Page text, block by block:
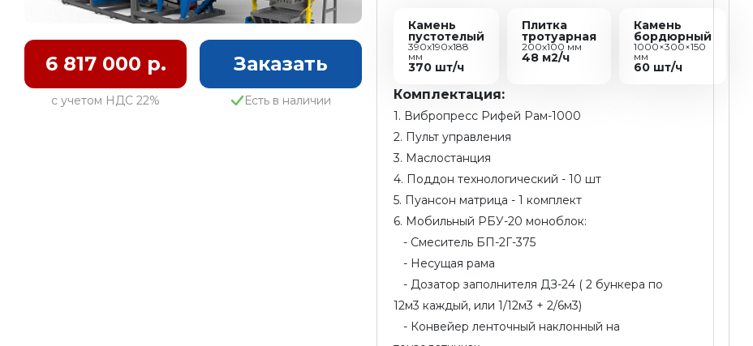
6 817 000 р.
с учетом НДС 22%
Заказать
Есть в наличии
Камень
пустотелый
390х190х188
мм
370 шт/ч
Плитка
тротуарная
200х100 мм
48 м2/ч
Камень
бордюрный
1000×300×150
мм
60 шт/ч
Комплектация:
1. Вибропресс Рифей Рам-1000
2. Пульт управления
3. Маслостанция
4. Поддон технологический - 10 шт
5. Пуансон матрица - 1 комплект
6. Мобильный РБУ-20 моноблок:
- Смеситель БП-2Г-375
- Несущая рама
- Дозатор заполнителя ДЗ-24 ( 2 бункера по
12м3 каждый, или 1/12м3 + 2/6м3)
- Конвейер ленточный наклонный на